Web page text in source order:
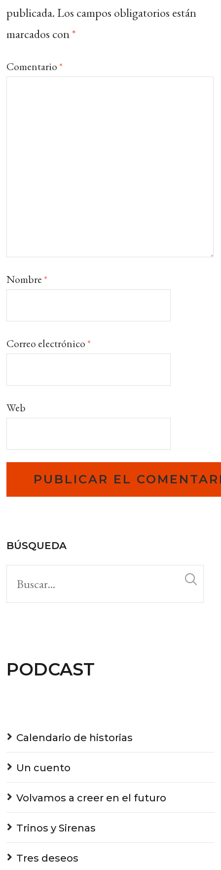
publicada. Los campos obligatorios están
marcados con*
Comentario *
Nombre *
Correo electrónico *
Web
BÚSQUEDA
PODCAST
Calendario de historias
Un cuento
Volvamos a creer en el futuro
Trinos y Sirenas
Tres deseos